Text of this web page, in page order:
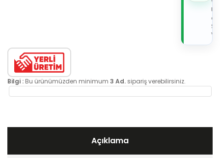
de
Bilgi : Bu ürünümüzden minimum 3 Ad. sipariş verebilirsiniz.
Açıklama